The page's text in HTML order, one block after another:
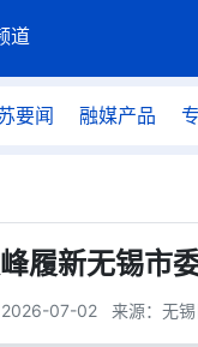
要闻 融媒产品
履新无锡市
2026-07-02 来源：无